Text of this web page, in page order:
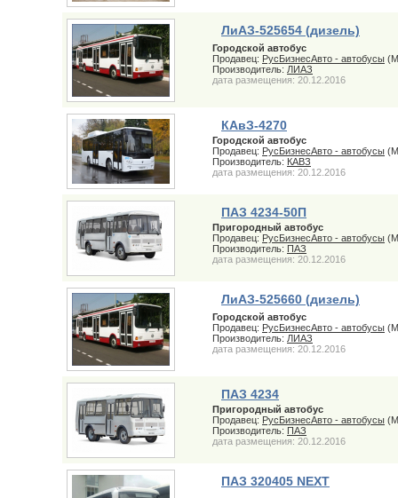
ЛиАЗ-525654 (дизель)
Городской автобус
Продавец: РусБизнесАвто - автобусы
Производитель: ЛИАЗ
дата размещения: 20.12.2016
КАвЗ-4270
Городской автобус
Продавец: РусБизнесАвто - автобусы
Производитель: КАВЗ
дата размещения: 20.12.2016
ПАЗ 4234-50П
Пригородный автобус
Продавец: РусБизнесАвто - автобусы
Производитель: ПАЗ
дата размещения: 20.12.2016
ЛиАЗ-525660 (дизель)
Городской автобус
Продавец: РусБизнесАвто - автобусы
Производитель: ЛИАЗ
дата размещения: 20.12.2016
ПАЗ 4234
Пригородный автобус
Продавец: РусБизнесАвто - автобусы
Производитель: ПАЗ
дата размещения: 20.12.2016
ПАЗ 320405 NEXT